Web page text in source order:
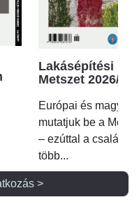
Lakásépítési
Metszet 2026/2.
Európai és magyar
mutatjuk be a
– ezúttal a családi
több...
>